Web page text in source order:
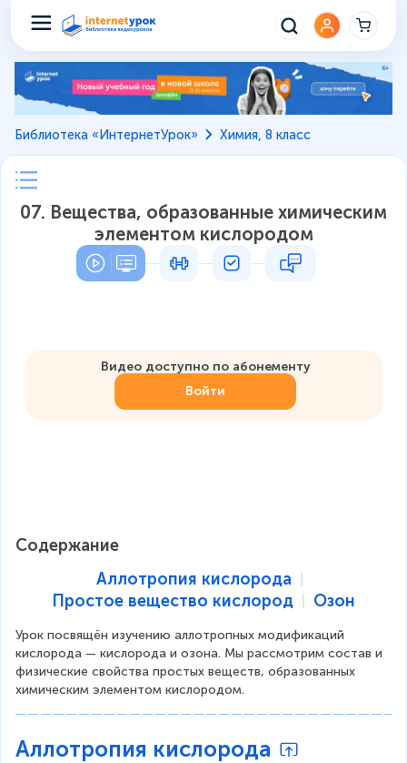
Библиотека «ИнтернетУрок» Химия, 8 класс
07. Вещества, образованные химическим
элементом кислородом
Видео доступно по абонементу
Войти
Содержание
Аллотропия кислорода
Простое вещество кислород
Озон
Урок посвящён изучению аллотропных модификаций
кислорода — кислорода и озона. Мы рассмотрим состав и
физические свойства простых веществ, образованных
химическим элементом кислородом.
Аллотропия кислорода